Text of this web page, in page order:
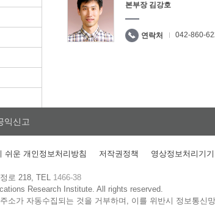
본부장 김강호
연락처 042-860-
익신고
쉬운 개인정보처리방침 저작권정책 영상정보처리기
로 218, TEL 1466-38
Research Institute.All rights reserved.
소가 자동수집되는 것을 거부하며, 이를 위반시 정보통신